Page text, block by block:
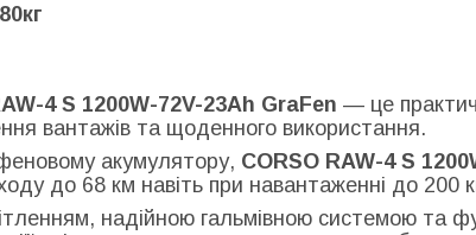
4 S 1200W-72V-23Ah GraFen — це
вантажів та щоденного використання.
акумулятору, CORSO RAW-4 S
до 68 км навіть при навантаженні до 200
надійною гальмівною системою та